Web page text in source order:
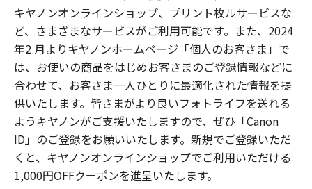
キヤノンオンラインショップ、プリント枚ルサービスな
ど、さまざまなサービスがご利用可能です。また、2024
年2 月よりキヤノンホームページ「個人のお客さま」で
は、お使いの商品をはじめお客さまのご登録情報などに
合わせて、お客さま一人ひとりに最適化された情報を提
供いたします。皆さまがより良いフォトライフを送れる
ようキヤノンがご支援いたしますので、ぜひ「Canon
ID」のご登録をお願いいたします。新規でご登録いただ
くと、キヤノンオンラインショップでご利用いただける
1,000円OFFクーポンを進呈いたします。